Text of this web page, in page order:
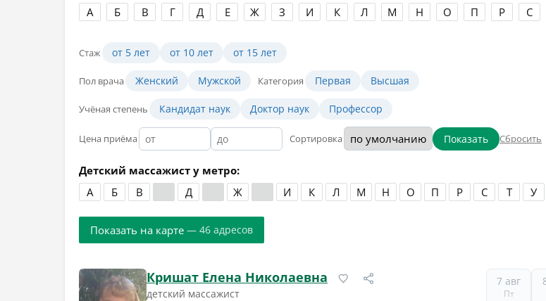
А Б В Г Д Е Ж З И К Л М Н О П Р С
Стаж от 5 лет от 10 лет от 15 лет
Пол врача Женский Мужской Категория Первая Высшая
Учёная степень Кандидат наук Доктор наук Профессор
Цена приёма Сортировка Показать Сбросить
Детский массажист у метро:
А
Б В Д Ж И К Л М Н О П Р С Т У
Показать на карте — 46 адресов
Кришат Елена Николаевна
детский массажист
7 авг
Пт